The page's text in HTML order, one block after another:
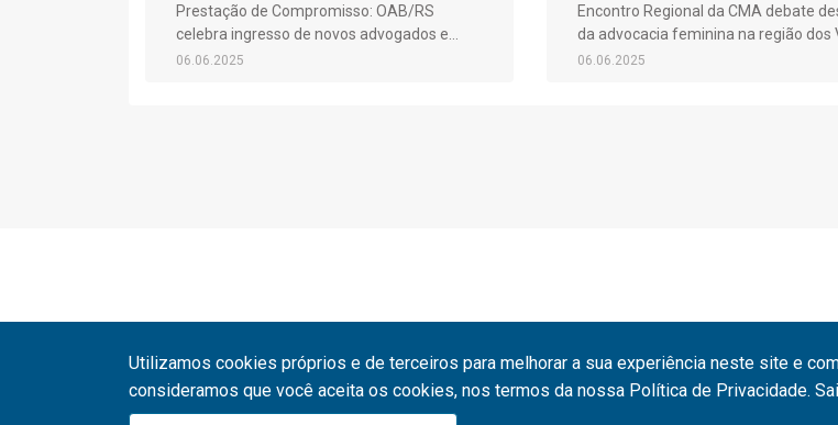
Prestação de Compromisso: OAB/RS
celebra ingresso de novos advogados e
advogadas
06.06.2025
Encontro Regional da CMA debate
da advocacia feminina na região dos
06.06.2025
Utilizamos cookies próprios e de terceiros para melhorar a sua experiência neste site e
consideramos que você aceita os cookies, nos termos da nossa Política de Privacidade.